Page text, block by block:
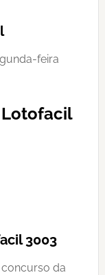
feira
Lotofacil
3003
da